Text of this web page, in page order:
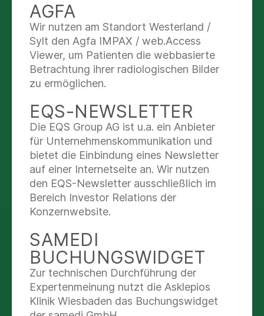
Diese Angaben sind wichtig:
Wo genau ist der Notfallort?
Wie sind Sie telefonisch zu erreichen?
Was ist genau passiert?
hat die Person?
Beenden Sie das Gespräch erst, wenn die
Mitarbeiter der Leitstelle Sie dazu auffordern.
Folgen Sie den Anweisungen der Mitarbeiter der
Leitstelle.
WIE ERKENNEN SIE EINEN
SCHLAGANFALL?
Alarmzeichen
AGFA
Wir nutzen am Standort Westerland /
Sylt den Agfa IMPAX / web.Access
Viewer, um Patienten die webbasierte
Betrachtung ihrer radiologischen Bilder
zu ermöglichen.
EQS-NEWSLETTER
Die EQS Group AG ist u.a. ein Anbieter
für Unternehmenskommunikation und
bietet die Einbindung eines Newsletter
auf einer Internetseite an. Wir nutzen
den EQS-Newsletter ausschließlich im
Bereich Investor Relations der
Konzernwebsite.
SAMEDI
BUCHUNGSWIDGET
Zur technischen Durchführung der
Expertenmeinung nutzt die Asklepios
Klinik Wiesbaden das Buchungswidget